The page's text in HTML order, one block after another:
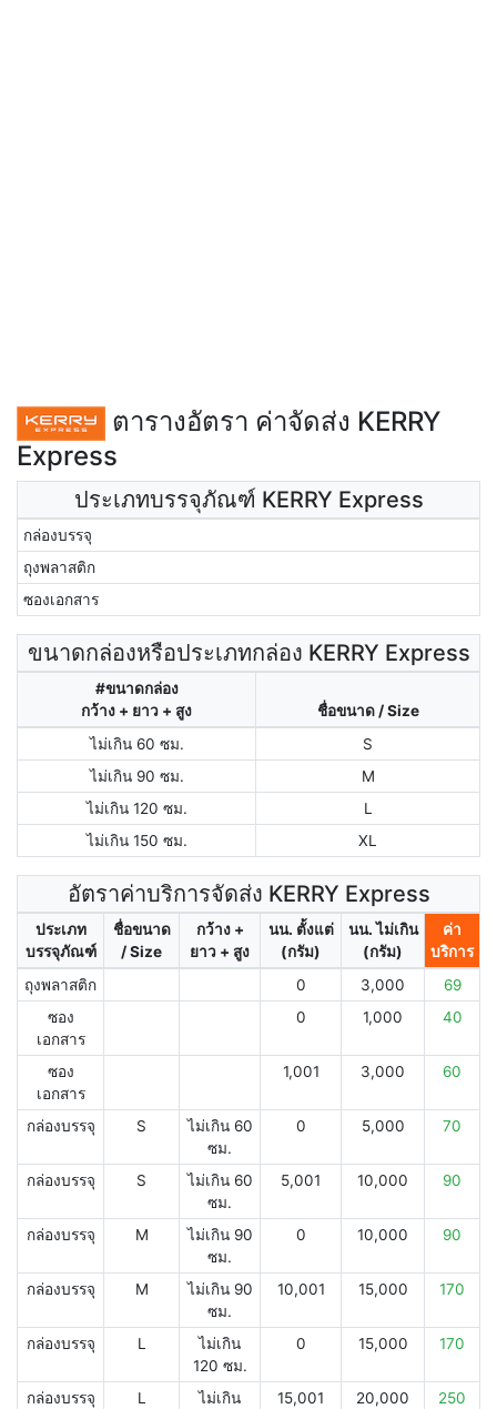
ตารางอัตรา ค่าจัดส่ง KERRY
Express
ประเภทบรรจุภัณฑ์ KERRY Express
กล่องบรรจุ
ถุงพลาสติก
ซองเอกสาร
ขนาดกล่องหรือประเภทกล่อง KERRY Express
#ขนาดกล่อง
กว้าง + ยาว + สูง
ชื่อขนาด / Size
ไม่เกิน 60 ซม.
S
ไม่เกิน 90 ซม.
M
ไม่เกิน 120 ซม.
L
ไม่เกิน 150 ซม.
XL
อัตราค่าบริการจัดส่ง KERRY Express
ประเภท
บรรจุภัณฑ์
ชื่อขนาด
/ Size
กว้าง +
ยาว + สูง
นน. ตั้งแต่
(กรัม)
นน. ไม่เกิน
(กรัม)
ค่า
บริการ
ถุงพลาสติก
0 3,000
69
ซอง
เอกสาร
0 1,000 40
ซอง
เอกสาร
1,001 3,000 60
กล่องบรรจุ S
ไม่เกิน 60
ซม.
0 5,000 70
กล่องบรรจุ S
ไม่เกิน 60
ซม.
5,001 10,000 90
กล่องบรรจุ M
ไม่เกิน 90
ซม.
0 10,000 90
กล่องบรรจุ M
ไม่เกิน 90
ซม.
10,001 15,000 170
กล่องบรรจุ L
ไม่เกิน
120 ซม.
0 15,000 170
กล่องบรรจุ L
ไม่เกิน
15,001 20,000 250